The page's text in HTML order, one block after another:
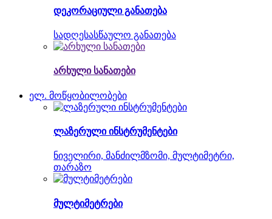
დეკორაციული განათება
სადღესასწაულო განათება
არხული სანათები
ელ. მოწყობილობები
ლაზერული ინსტრუმენტები
ნიველირი, მანძილმზომი, მულტიმეტრი,
თარაზო
მულტიმეტრები